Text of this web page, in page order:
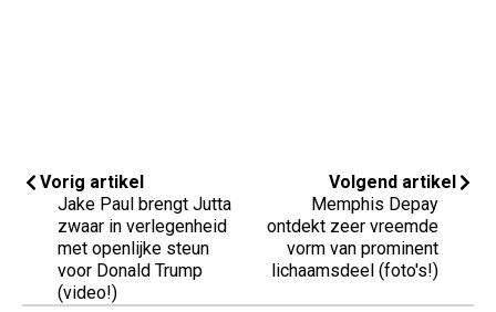
Vorig artikel
Jake Paul brengt Jutta
zwaar in verlegenheid
met openlijke steun
voor Donald Trump
(video!)
Volgend artikel
Memphis Depay
ontdekt zeer vreemde
vorm van prominent
lichaamsdeel (foto's!)